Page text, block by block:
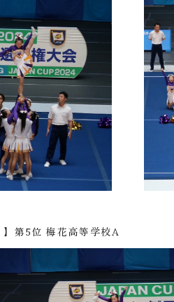
】第5位 梅花高等学校A